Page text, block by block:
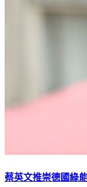
蔡英文推崇德國綠